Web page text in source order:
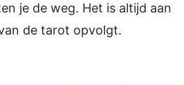
je de weg. Het is altijd aan
de tarot opvolgt.